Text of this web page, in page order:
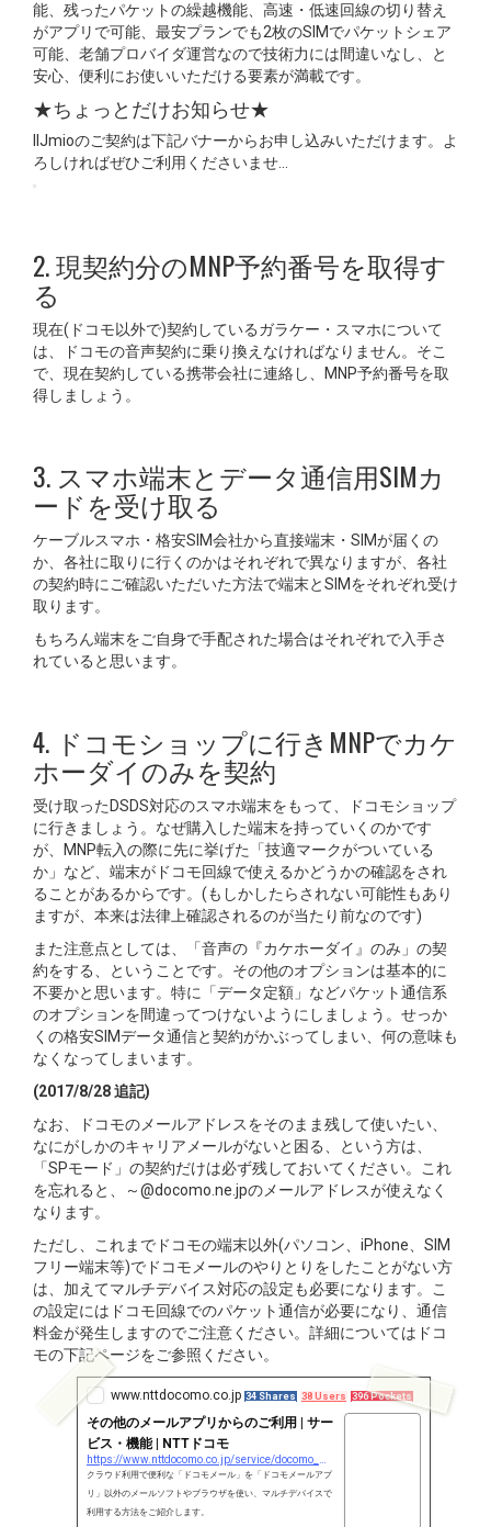
能、残ったパケットの繰越機能、高速・低速回線の切り替え
がアプリで可能、最安プランでも2枚のSIMでパケットシェア
可能、老舗プロバイダ運営なので技術力には間違いなし、と
安心、便利にお使いいただける要素が満載です。
★ちょっとだけお知らせ★
IIJmioのご契約は下記バナーからお申し込みいただけます。よ
ろしければぜひご利用くださいませ…
2. 現契約分のMNP予約番号を取得す
る
現在(ドコモ以外で)契約しているガラケー・スマホについて
は、ドコモの音声契約に乗り換えなければなりません。そこ
で、現在契約している携帯会社に連絡し、MNP予約番号を取
得しましょう。
3. スマホ端末とデータ通信用SIMカ
ードを受け取る
ケーブルスマホ・格安SIM会社から直接端末・SIMが届くの
か、各社に取りに行くのかはそれぞれで異なりますが、各社
の契約時にご確認いただいた方法で端末とSIMをそれぞれ受け
取ります。
もちろん端末をご自身で手配された場合はそれぞれで入手さ
れていると思います。
4. ドコモショップに行きMNPでカケ
ホーダイのみを契約
受け取ったDSDS対応のスマホ端末をもって、ドコモショップ
に行きましょう。なぜ購入した端末を持っていくのかです
が、MNP転入の際に先に挙げた「技適マークがついている
か」など、端末がドコモ回線で使えるかどうかの確認をされ
ることがあるからです。(もしかしたらされない可能性もあり
ますが、本来は法律上確認されるのが当たり前なのです)
また注意点としては、「音声の『カケホーダイ』のみ」の契
約をする、ということです。その他のオプションは基本的に
不要かと思います。特に「データ定額」などパケット通信系
のオプションを間違ってつけないようにしましょう。せっか
くの格安SIMデータ通信と契約がかぶってしまい、何の意味も
なくなってしまいます。
(2017/8/28 追記)
なお、ドコモのメールアドレスをそのまま残して使いたい、
なにがしかのキャリアメールがないと困る、という方は、
「SPモード」の契約だけは必ず残しておいてください。これ
を忘れると、～@docomo.ne.jpのメールアドレスが使えなく
なります。
ただし、これまでドコモの端末以外(パソコン、iPhone、SIM
フリー端末等)でドコモメールのやりとりをしたことがない方
は、加えてマルチデバイス対応の設定も必要になります。こ
の設定にはドコモ回線でのパケット通信が必要になり、通信
料金が発生しますのでご注意ください。詳細についてはドコ
モの下記ページをご参照ください。
www.nttdocomo.co.jp 34 Shares 38 Users 396 Pockets
その他のメールアプリからのご利用 | サー
ビス・機能 | NTTドコモ
クラウド利用で便利な「ドコモメール」を「ドコモメールアプ
リ」以外のメールソフトやブラウザを使い、マルチデバイスで
利用する方法をご紹介します。